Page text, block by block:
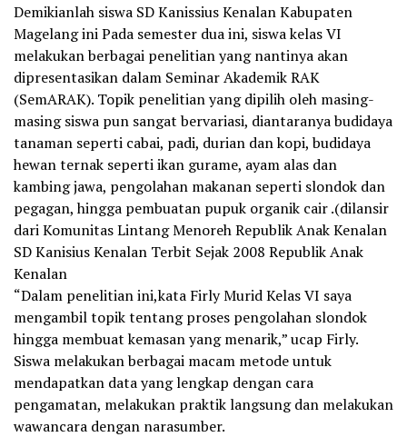
Demikianlah siswa SD Kanissius Kenalan Kabupaten
Magelang ini Pada semester dua ini, siswa kelas VI
melakukan berbagai penelitian yang nantinya akan
dipresentasikan dalam Seminar Akademik RAK
(SemARAK). Topik penelitian yang dipilih oleh masing-
masing siswa pun sangat bervariasi, diantaranya budidaya
tanaman seperti cabai, padi, durian dan kopi, budidaya
hewan ternak seperti ikan gurame, ayam alas dan
kambing jawa, pengolahan makanan seperti slondok dan
pegagan, hingga pembuatan pupuk organik cair .(dilansir
dari Komunitas Lintang Menoreh Republik Anak Kenalan
SD Kanisius Kenalan Terbit Sejak 2008 Republik Anak
Kenalan
“Dalam penelitian ini,kata Firly Murid Kelas VI saya
mengambil topik tentang proses pengolahan slondok
hingga membuat kemasan yang menarik,” ucap Firly.
Siswa melakukan berbagai macam metode untuk
mendapatkan data yang lengkap dengan cara
pengamatan, melakukan praktik langsung dan melakukan
wawancara dengan narasumber.